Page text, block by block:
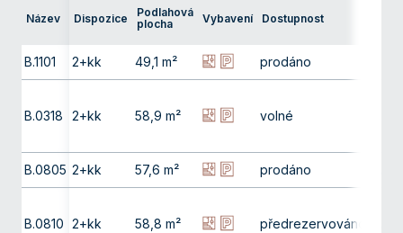
Název Dispozice
Podlahová
plocha
Vybavení Dostupnost
B.1101 2+kk 49,1 m² prodáno
B.0318 2+kk 58,9 m² volné
B.0805 2+kk 57,6 m² prodáno
B.0810 2+kk 58,8 m² předrezervováno